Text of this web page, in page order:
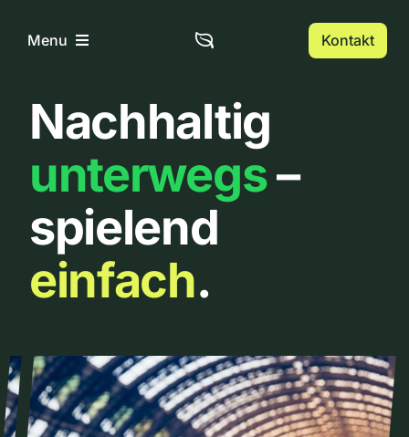
InhaltMenu
Home
Über uns
Urbanlist
Kontakt
Nachhaltig
unterwegs–
spielend
einfach.